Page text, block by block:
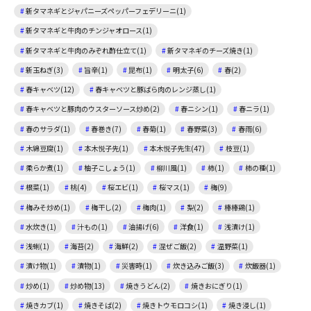
新タマネギとジャパニーズペッパーフェデリーニ(1)
新タマネギと牛肉のチンジャオロース(1)
新タマネギと牛肉のみぞれ酢仕立て(1)
新タマネギのチーズ焼き(1)
新玉ねぎ(3)
旨辛(1) 昆布(1) 明太子(6)
春(2)
春キャベツ(12)
春キャベツと豚ばら肉のレンジ蒸し(1)
春キャベツと豚肉のウスターソース炒め(2)
春ニシン(1)
春ニラ(1)
春のサラダ(1)
春巻き(7) 春菊(1) 春野菜(3)
春雨(6)
木綿豆腐(1)
本木悦子先(1) 本木悦子先生(47)
枝豆(1)
柔らか煮(1)
柚子こしょう(1) 柳川風(1) 柿(1)
柿の種(1)
根菜(1)
桃(4) 桜エビ(1) 桜マス(1)
梅(9)
梅みそ炒め(1)
梅干し(2) 梅肉(1) 梨(2)
棒棒鶏(1)
水炊き(1)
汁もの(1) 油揚げ(6) 洋食(1)
浅漬け(1)
浅蜊(1)
海苔(2) 海鮮(2) 混ぜご飯(2)
温野菜(1)
漬け物(1)
漬物(1) 災害時(1) 炊き込みご飯(3)
炊飯器(1)
炒め(1)
炒め物(13) 焼きうどん(2)
焼きおにぎり(1)
焼きカブ(1)
焼きそば(2) 焼きトウモロコシ(1) 焼き浸し(1)